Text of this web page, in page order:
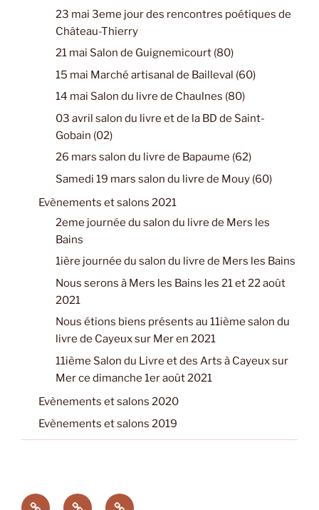
23 mai 3eme jour des rencontres poétiques de
Château-Thierry
21 mai Salon de Guignemicourt (80)
15 mai Marché artisanal de Bailleval (60)
14 mai Salon du livre de Chaulnes (80)
03 avril salon du livre et de la BD de Saint-
Gobain (02)
26 mars salon du livre de Bapaume (62)
Samedi 19 mars salon du livre de Mouy (60)
Evènements et salons 2021
2eme journée du salon du livre de Mers les
Bains
1ière journée du salon du livre de Mers les Bains
Nous serons à Mers les Bains les 21 et 22 août
2021
Nous étions biens présents au 11ième salon du
livre de Cayeux sur Mer en 2021
11ième Salon du Livre et des Arts à Cayeux sur
Mer ce dimanche 1er août 2021
Evènements et salons 2020
Evènements et salons 2019
EvènementsEvènementsPublications